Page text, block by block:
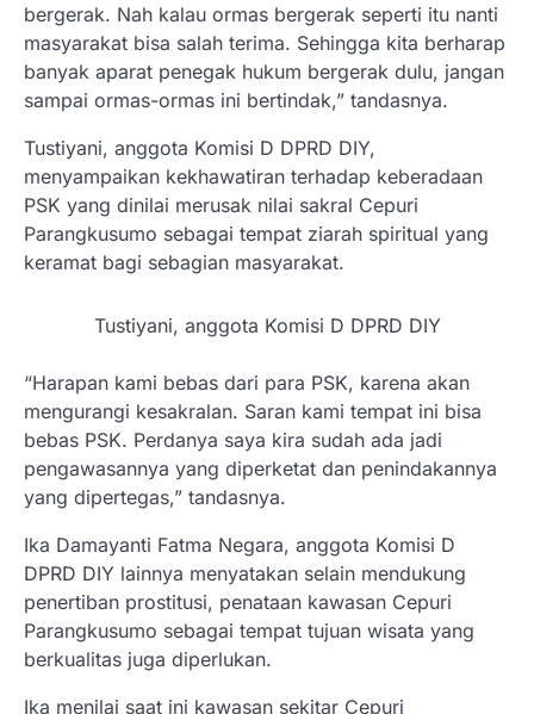
bergerak. Nah kalau ormas bergerak seperti itu nanti
masyarakat bisa salah terima. Sehingga kita berharap
banyak aparat penegak hukum bergerak dulu, jangan
sampai ormas-ormas ini bertindak,” tandasnya.
Tustiyani, anggota Komisi D DPRD DIY,
menyampaikan kekhawatiran terhadap keberadaan
PSK yang dinilai merusak nilai sakral Cepuri
Parangkusumo sebagai tempat ziarah spiritual yang
keramat bagi sebagian masyarakat.
Tustiyani, anggota Komisi D DPRD DIY
“Harapan kami bebas dari para PSK, karena akan
mengurangi kesakralan. Saran kami tempat ini bisa
bebas PSK. Perdanya saya kira sudah ada jadi
pengawasannya yang diperketat dan penindakannya
yang dipertegas,” tandasnya.
Ika Damayanti Fatma Negara, anggota Komisi D
DPRD DIY lainnya menyatakan selain mendukung
penertiban prostitusi, penataan kawasan Cepuri
Parangkusumo sebagai tempat tujuan wisata yang
berkualitas juga diperlukan.
Ika menilai saat ini kawasan sekitar Cepuri